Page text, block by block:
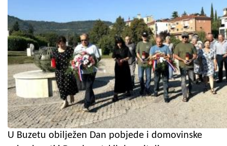
U Buzetu obilježen Dan pobjede i domovinske